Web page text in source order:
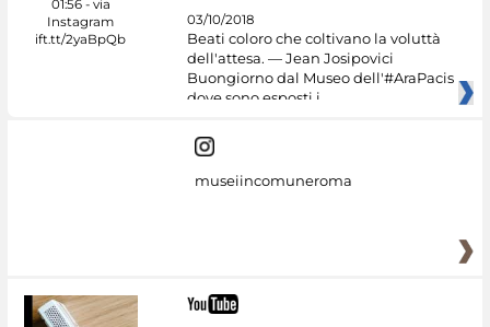
03/10/2018
Beati coloro che coltivano la voluttà
dell'attesa. — Jean Josipovici
Buongiorno dal Museo dell'#AraPacis
dove sono esposti i
museiincomuneroma